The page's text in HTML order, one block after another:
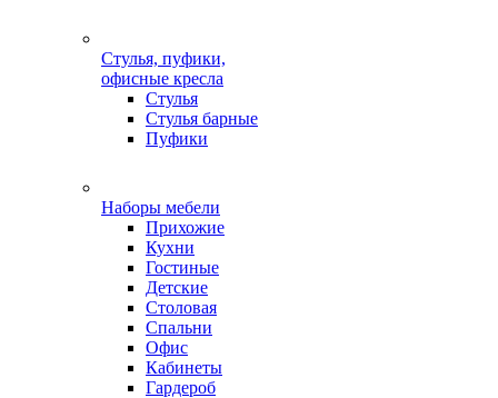
Стулья, пуфики,
офисные кресла
Стулья
Стулья барные
Пуфики
Наборы мебели
Прихожие
Кухни
Гостиные
Детские
Столовая
Спальни
Офис
Кабинеты
Гардероб